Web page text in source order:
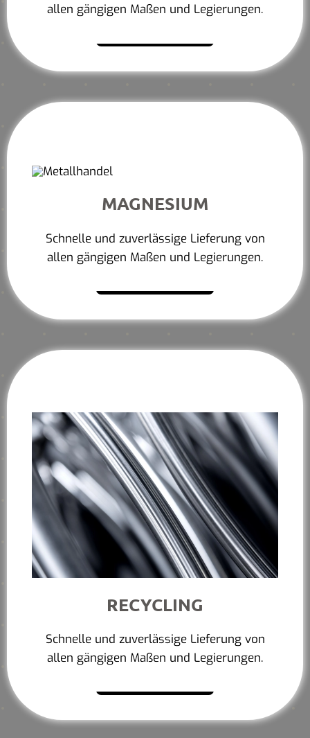
allen gängigen Maßen und Legierungen.
MAGNESIUM
Schnelle und zuverlässige Lieferung von
allen gängigen Maßen und Legierungen.
RECYCLING
Schnelle und zuverlässige Lieferung von
allen gängigen Maßen und Legierungen.